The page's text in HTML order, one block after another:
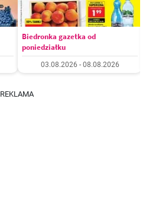
Biedronka gazetka od
poniedziałku
03.08.2026 - 08.08.2026
REKLAMA